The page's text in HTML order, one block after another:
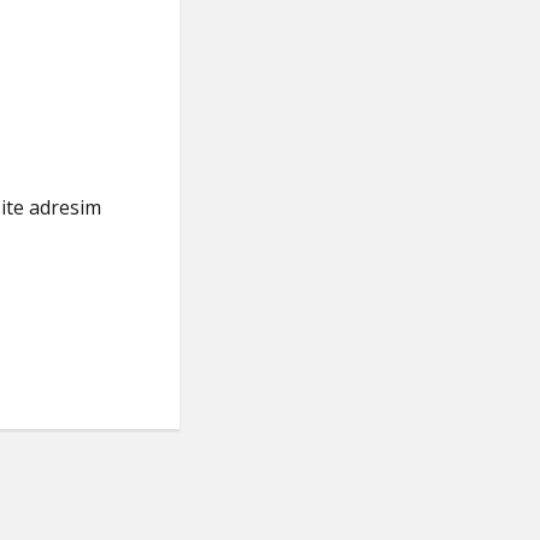
adresim